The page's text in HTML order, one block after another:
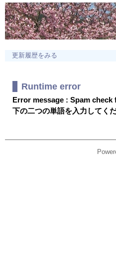
更新履歴をみる
Runtime error
Error message : Spam
下の二つの単語を入力してく